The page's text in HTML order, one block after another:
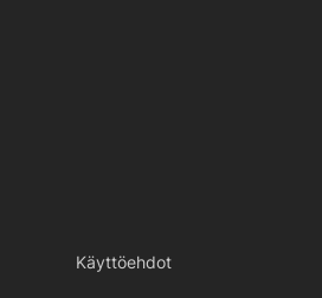
Käyttöehdot